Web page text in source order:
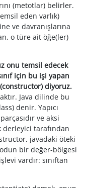
(metotlar) belirler.
eden varlık)
ve davranışlarına
o türe ait öğe(ler)
onu temsil edecek
için bu işi yapan
diyoruz.
Java dilinde bu
denir. Yapıcı
ve aksi
derleyici tarafından
javadaki öteki
bir değer-bölgesi
vardır: sınıftan